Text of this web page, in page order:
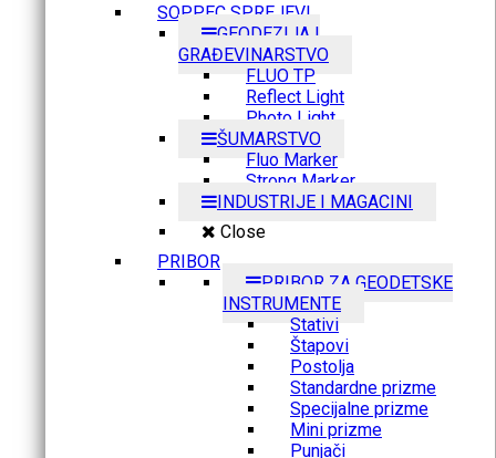
SOPPEC SPREJEVI
GEODEZIJA I
GRAĐEVINARSTVO
FLUO TP
Reflect Light
Photo Light
ŠUMARSTVO
Fluo Marker
Strong Marker
INDUSTRIJE I MAGACINI
Close
PRIBOR
PRIBOR ZA GEODETSKE
INSTRUMENTE
Stativi
Štapovi
Postolja
Standardne prizme
Specijalne prizme
Mini prizme
Punjači